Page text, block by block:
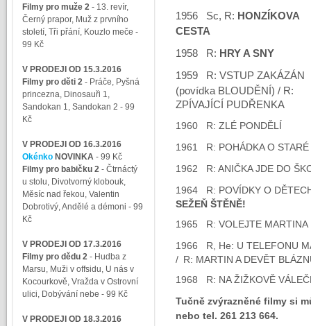
Filmy pro muže 2- 13. revír,
Černý prapor, Muž z prvního
století, Tři přání, Kouzlo meče -
99 Kč
V PRODEJI OD 15.3.2016
Filmy pro děti 2- Práče, Pyšná
princezna, Dinosauři 1,
Sandokan 1, Sandokan 2 - 99
Kč
V PRODEJI OD 16.3.2016
Okénko NOVINKA - 99 Kč
Filmy pro babičku 2- Čtrnáctý
u stolu, Divotvorný klobouk,
Měsíc nad řekou, Valentin
Dobrotivý, Andělé a démoni - 99
Kč
V PRODEJI OD 17.3.2016
Filmy pro dědu 2- Hudba z
Marsu, Muži v offsidu, U nás v
Kocourkově, Vražda v Ostrovní
ulici, Dobývání nebe - 99 Kč
V PRODEJI OD 18.3.2016
1956 Sc, R: HONZÍKOVA
CESTA
1958 R: HRY A SNY
1959 R: VSTUP ZAKÁZÁN
(povídka BLOUDĚNÍ) / R:
ZPÍVAJÍCÍ PUDŘENKA
1960 R: ZLÉ PONDĚLÍ
1961 R: POHÁDKA O STARÉ
1962 R: ANIČKA JDE DO
1964 R: POVÍDKY O
SEŽEŇ ŠTĚNĚ!
1965 R: VOLEJTE MARTINA
1966 R, He: U TELEFONU
/ R: MARTIN A DEVĚT
1968 R: NA ŽIŽKOVĚ
Tučně zvýrazněné filmy si
nebo tel. 261 213 664.